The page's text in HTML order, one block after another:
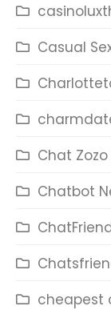
Casual
Chat
Chatbot
cheapest